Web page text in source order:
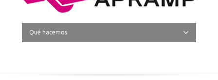
Qué hacemos